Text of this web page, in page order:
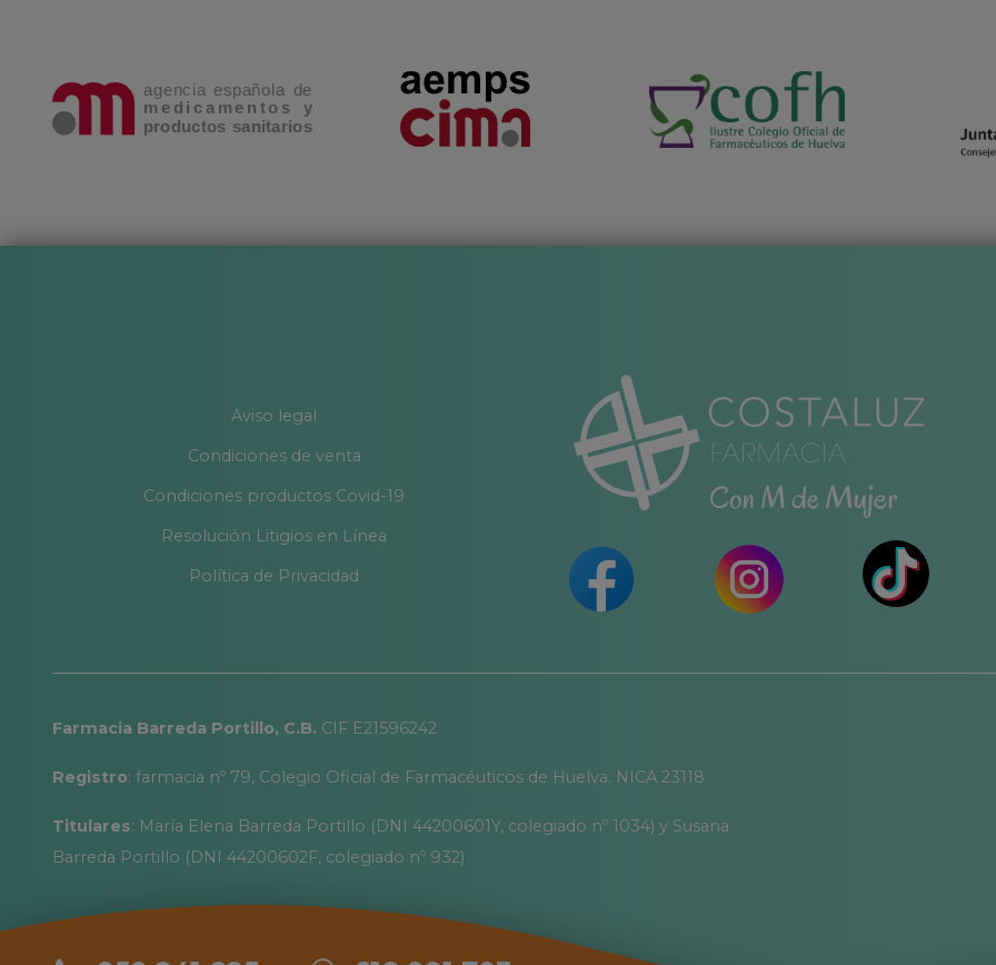
Aviso legal
Condiciones de venta
Condiciones productos Covid-19
Resolución Litigios en Línea
Política de Privacidad
Farmacia Barreda Portillo, C.B. CIF E21596242
Registro: farmacia nº 79, Colegio Oficial de Farmacéuticos de Huelva. NICA 23118
Titulares: María Elena Barreda Portillo (DNI 44200601Y, colegiado nº 1034) y Susana
Barreda Portillo (DNI 44200602F, colegiado nº 932)